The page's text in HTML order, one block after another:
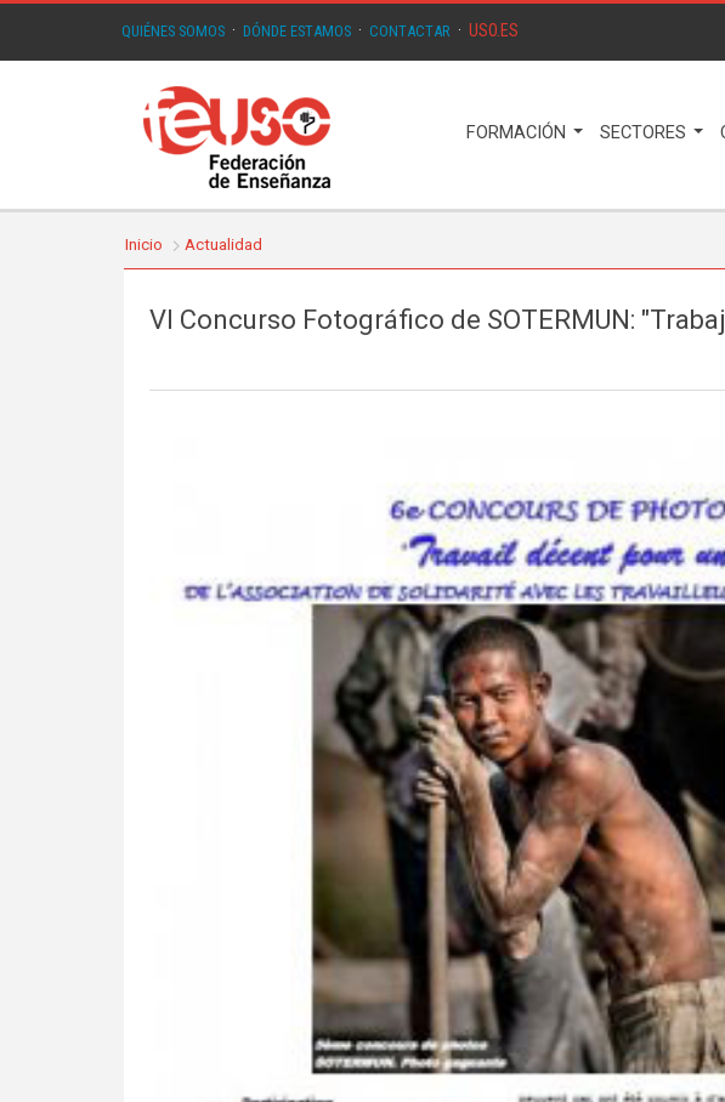
QUIÉNES SOMOS · DÓNDE ESTAMOS · CONTACTAR · USO.ES
FORMACIÓN SECTORES
Inicio Actualidad
VI Concurso Fotográfico de SOTERMUN: